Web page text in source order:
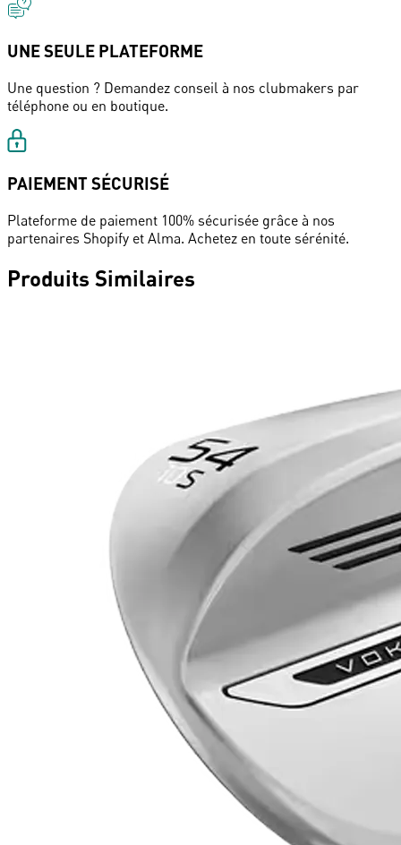
UNE SEULE PLATEFORME
Une question ? Demandez conseil à nos clubmakers par
téléphone ou en boutique.
PAIEMENT SÉCURISÉ
Plateforme de paiement 100% sécurisée grâce à nos
partenaires Shopify et Alma. Achetez en toute sérénité.
Produits Similaires